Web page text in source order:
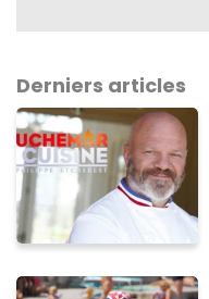
Derniers articles